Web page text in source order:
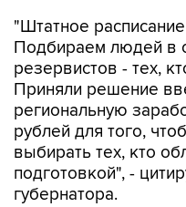
"Штатное
Подбираем людей в
резервистов - тех,
Приняли решение
региональную
рублей для того,
выбирать тех, кто
подготовкой", -
губернатора.